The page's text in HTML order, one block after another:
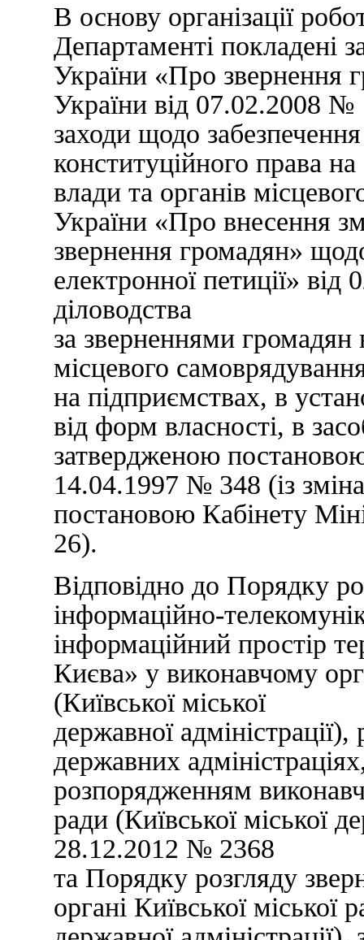
В основу організації
Департаменті покладені
України «Про звернення
України від 07.02.2008
заходи щодо забезпечення
конституційного права
влади та органів
України «Про внесення
звернення громадян»
електронної петиції»
діловодства
за зверненнями громадян
місцевого
на підприємствах, в
від форм власності, в
затвердженою
14.04.1997 № 348 (із
постановою Кабінету
26).
Відповідно до Порядку
інформаційно-
інформаційний простір
Києва» у виконавчому
(Київської міської
державної
державних
розпорядженням
ради (Київської міської
28.12.2012 № 2368
та Порядку розгляду
органі Київської міської